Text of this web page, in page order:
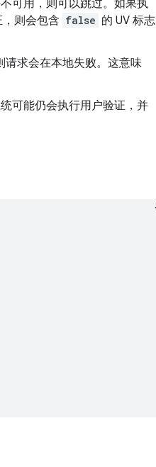
可用，则可以跳过。如果执
则会包含 false 的 UV 标志
请求会在本地失败。这意味
可能仍会执行用户验证，并